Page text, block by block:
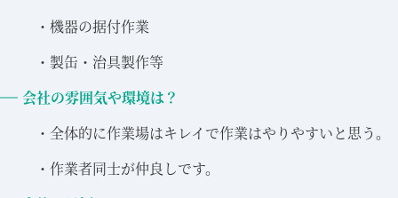
・機器の据付作業
・製缶・治具製作等
会社の雰囲気や環境は？
・全体的に作業場はキレイで作業はやりやすいと思う。
・作業者同士が仲良しです。